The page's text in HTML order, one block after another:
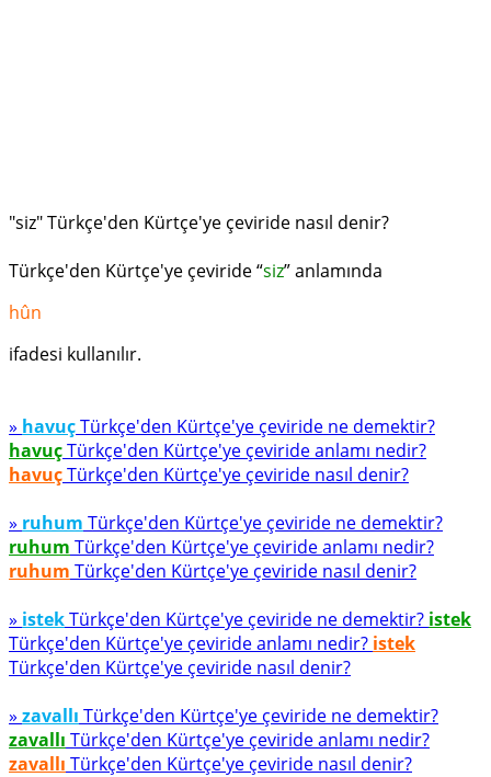
"siz" Türkçe'den Kürtçe'ye çeviride nasıl denir?
Türkçe'den Kürtçe'ye çeviride “siz” anlamında
hûn
ifadesi kullanılır.
» havuçTürkçe'den Kürtçe'ye çeviride ne demektir?
havuçTürkçe'den Kürtçe'ye çeviride anlamı nedir?
havuçTürkçe'den Kürtçe'ye çeviride nasıl denir?
» ruhum Türkçe'den Kürtçe'ye çeviride ne demektir?
ruhum Türkçe'den Kürtçe'ye çeviride anlamı nedir?
ruhum Türkçe'den Kürtçe'ye çeviride nasıl denir?
» istekTürkçe'den Kürtçe'ye çeviride ne demektir? istek
Türkçe'den Kürtçe'ye çeviride anlamı nedir? istek
Türkçe'den Kürtçe'ye çeviride nasıl denir?
» zavallı Türkçe'den Kürtçe'ye çeviride ne demektir?
zavallı Türkçe'den Kürtçe'ye çeviride anlamı nedir?
zavallı Türkçe'den Kürtçe'ye çeviride nasıl denir?